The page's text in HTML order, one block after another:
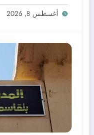
أغسطس 8, 2026